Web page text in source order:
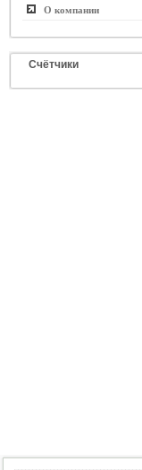
О компании
Счётчики